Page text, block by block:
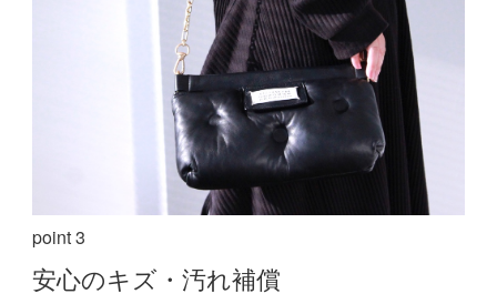
point 3
安心のキズ・汚れ補償